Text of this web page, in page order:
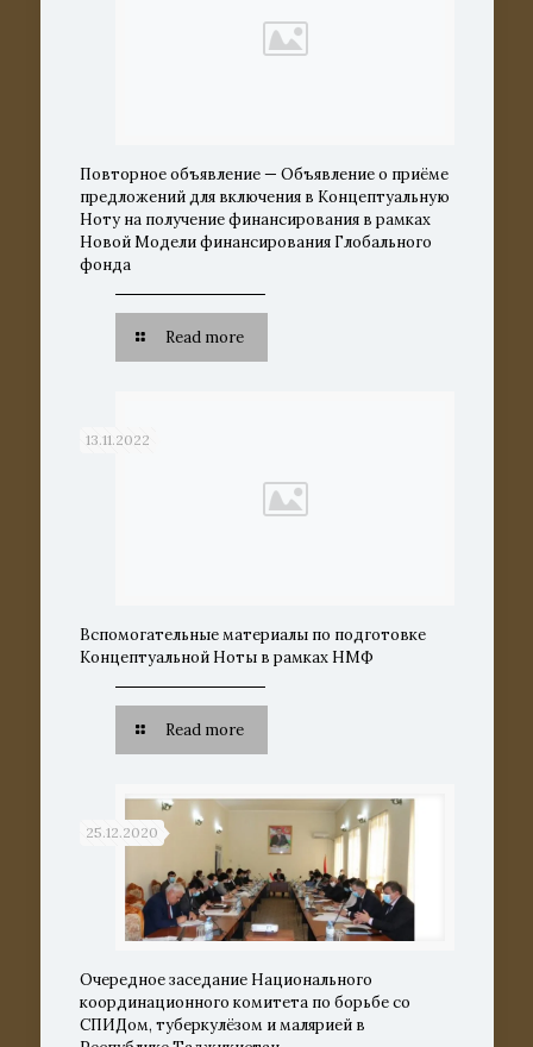
Повторное объявление — Объявление о приёме
предложений для включения в Концептуальную
Ноту на получение финансирования в рамках
Новой Модели финансирования Глобального
фонда
Read more
13.11.2022
Вспомогательные материалы по подготовке
Концептуальной Ноты в рамках НМФ
Read more
25.12.2020
Очередное заседание Национального
координационного комитета по борьбе со
СПИДом, туберкулёзом и малярией в